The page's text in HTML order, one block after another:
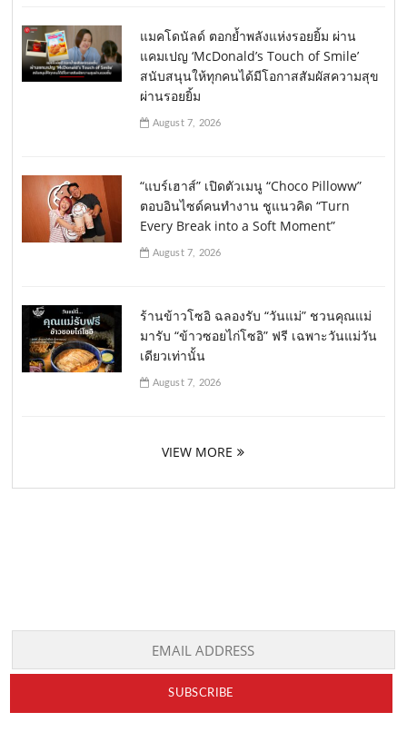
แมคโดนัลด์ ตอกย้ำพลังแห่งรอยยิ้ม ผ่าน
แคมเปญ ‘McDonald’s Touch of Smile’
สนับสนุนให้ทุกคนได้มีโอกาสสัมผัสความสุข
ผ่านรอยยิ้ม
August 7, 2026
“แบร์เฮาส์” เปิดตัวเมนู “Choco Pilloww”
ตอบอินไซด์คนทำงาน ชูแนวคิด “Turn
Every Break into a Soft Moment”
August 7, 2026
ร้านข้าวโซอิ ฉลองรับ “วันแม่” ชวนคุณแม่
มารับ “ข้าวซอยไก่โซอิ” ฟรี เฉพาะวันแม่วัน
เดียวเท่านั้น
August 7, 2026
VIEW MORE